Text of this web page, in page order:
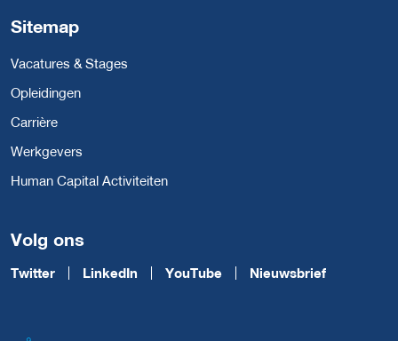
Sitemap
Vacatures & Stages
Opleidingen
Carrière
Werkgevers
Human Capital Activiteiten
Volg ons
Twitter LinkedIn YouTube Nieuwsbrief